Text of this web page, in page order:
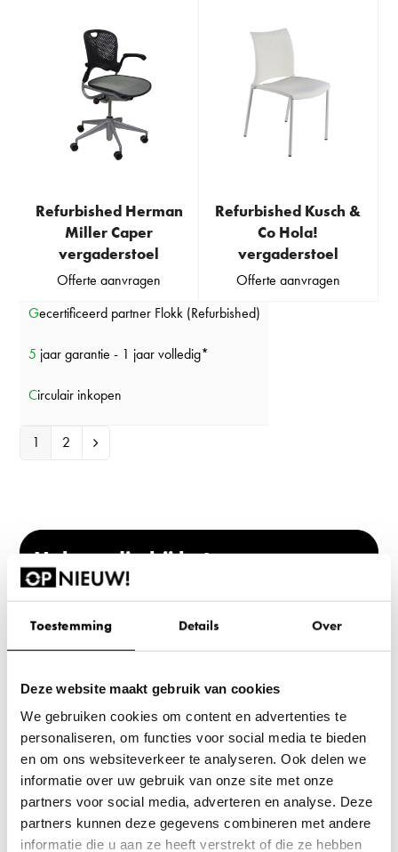
Toestemming Details Over
Deze website maakt gebruik van cookies
We gebruiken cookies om content en advertenties te
personaliseren, om functies voor social media te bieden
en om ons websiteverkeer te analyseren. Ook delen we
informatie over uw gebruik van onze site met onze
partners voor social media, adverteren en analyse. Deze
partners kunnen deze gegevens combineren met andere
informatie die u aan ze heeft verstrekt of die ze hebben
Refurbished Herman
Miller Caper
vergaderstoel
Offerte aanvragen
Refurbished Kusch &
Co Hola!
vergaderstoel
Offerte aanvragen
Gecertificeerd partner Flokk (Refurbished)
5 jaar garantie - 1 jaar volledig*
Circulair inkopen
1 2
Hulp nodig bij het
maken van een keuze?
Neem direct contact op!
Refurbished vergaderstoelen
Ben je opzoek naar duurzame en betaalbare vergaderstoelen
voor jouw werkomgeving? Wij hebben een ruim assortiment van
refurbished vergaderstoelendie perfect passen bij een